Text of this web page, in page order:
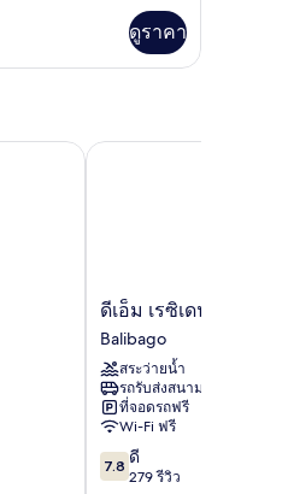
ดูราคา
ดี
เอ็ม
เร
ซิ
เดน
เต
อินน์
แอนด์
วิลล่า
ดีเอ็ม เรซิเดนเต อินน์
Balibago
สระว่ายน้ำ
รถรับส่งสนามบิน
ที่จอดรถฟรี
Wi-Fi ฟรี
7.8
จาก
7.8 ดี
279 รีวิว
ดีเอ็ม เรซิเดนเต อินน์ แ